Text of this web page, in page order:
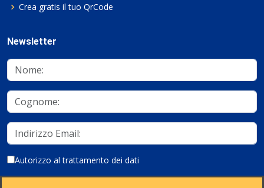
Crea gratis il tuo QrCode
Newsletter
Autorizzo al trattamento dei dati